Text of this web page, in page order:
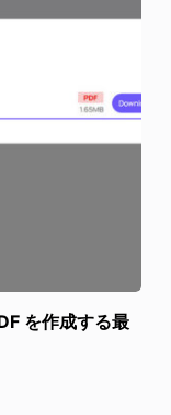
を作成する最